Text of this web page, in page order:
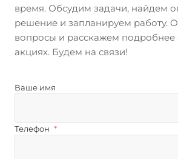
время. Обсудим задачи, найдем
решение и запланируем работу.
вопросы и расскажем
акциях. Будем на связи!
Ваше имя
Телефон *